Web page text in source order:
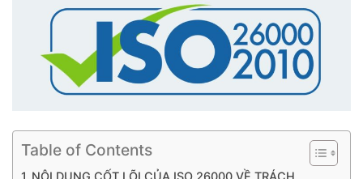
Table of Contents
NỘI DUNG CỐT LÕI CỦA ISO 26000 VỀ TRÁCH